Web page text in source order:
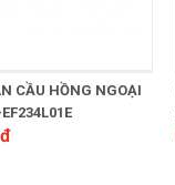
CẦU HỒNG NGOẠI